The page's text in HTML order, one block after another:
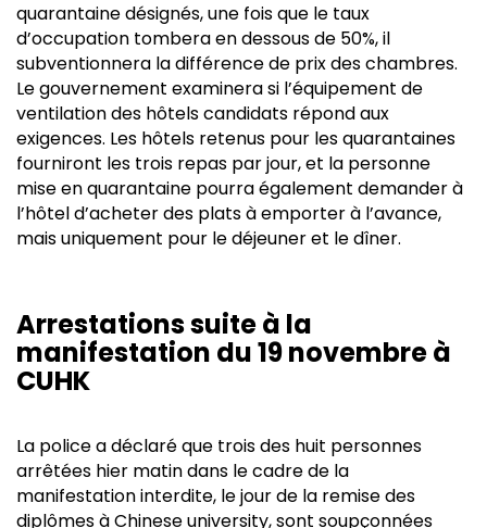
quarantaine désignés, une fois que le taux
d’occupation tombera en dessous de 50%, il
subventionnera la différence de prix des chambres.
Le gouvernement examinera si l’équipement de
ventilation des hôtels candidats répond aux
exigences. Les hôtels retenus pour les quarantaines
fourniront les trois repas par jour, et la personne
mise en quarantaine pourra également demander à
l’hôtel d’acheter des plats à emporter à l’avance,
mais uniquement pour le déjeuner et le dîner.
Arrestations suite à la
manifestation du 19 novembre à
CUHK
La police a déclaré que trois des huit personnes
arrêtées hier matin dans le cadre de la
manifestation interdite, le jour de la remise des
diplômes à Chinese university, sont soupçonnées